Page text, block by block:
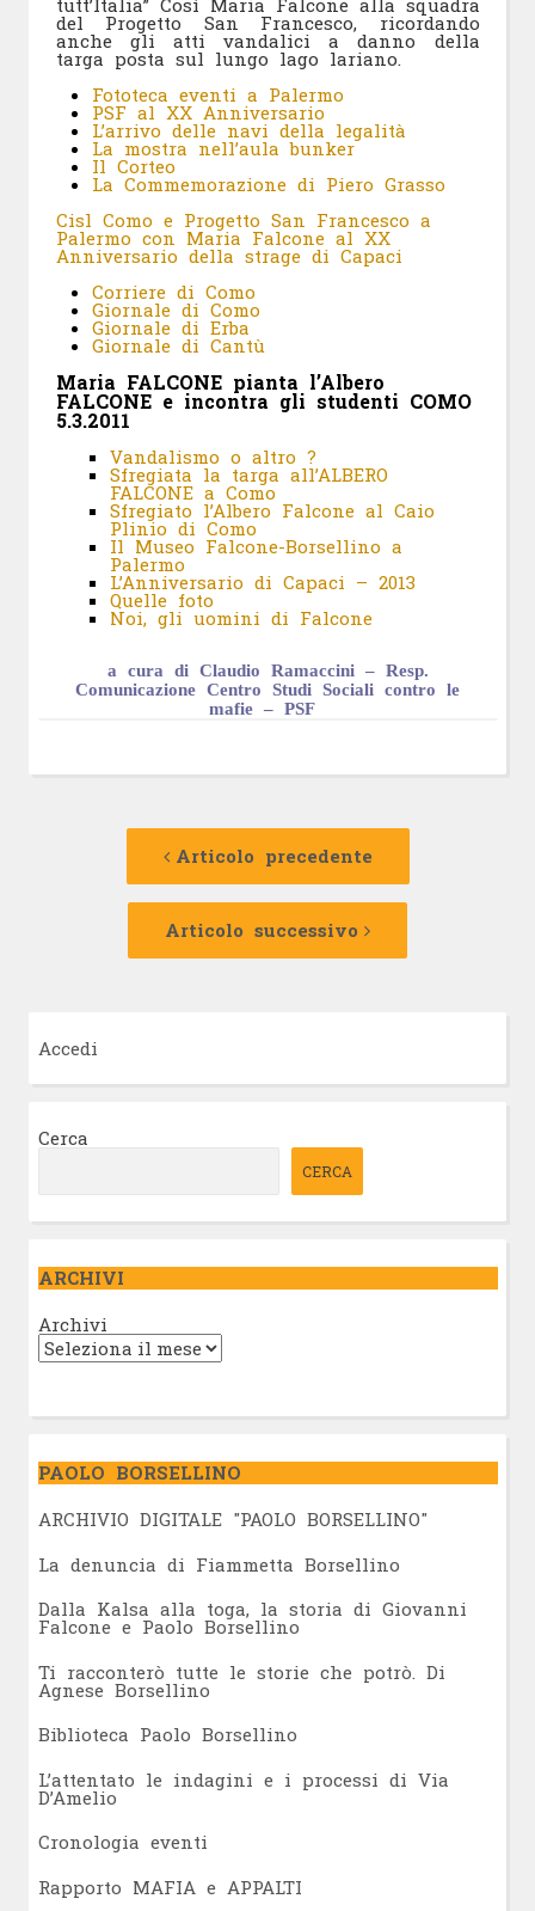
tutt’Italia” Così Maria Falcone alla squadra
del Progetto San Francesco, ricordando
anche gli atti vandalici a danno della
targa posta sul lungo lago lariano.
Fototeca eventi a Palermo
PSF al XX Anniversario
L’arrivo delle navi della legalità
La mostra nell’aula bunker
Il Corteo
La Commemorazione di Piero Grasso
Cisl Como e Progetto San Francesco a
Palermo con Maria Falcone al XX
Anniversario della strage di Capaci
Corriere di Como
Giornale di Como
Giornale di Erba
Giornale di Cantù
Maria FALCONE pianta l’Albero
FALCONE e incontra gli studenti COMO
5.3.2011
Vandalismo o altro ?
Sfregiata la targa all’ALBERO
FALCONE a Como
Sfregiato l’Albero Falcone al Caio
Plinio di Como
Il Museo Falcone-Borsellino a
Palermo
L’Anniversario di Capaci – 2013
Quelle foto
Noi, gli uomini di Falcone
a cura di Claudio Ramaccini – Resp.
Comunicazione Centro Studi Sociali contro le
mafie – PSF
Navigazione
Articolo precedente
Articolo
Articolo successivo
Articolo
Accedi
Cerca
CERCA
ARCHIVI
Archivi
PAOLO BORSELLINO
ARCHIVIO DIGITALE "PAOLO BORSELLINO"
La denuncia di Fiammetta Borsellino
Dalla Kalsa alla toga, la storia di Giovanni
Falcone e Paolo Borsellino
Ti racconterò tutte le storie che potrò. Di
Agnese Borsellino
Biblioteca Paolo Borsellino
L’attentato le indagini e i processi di Via
D’Amelio
Cronologia eventi
Rapporto MAFIA e APPALTI